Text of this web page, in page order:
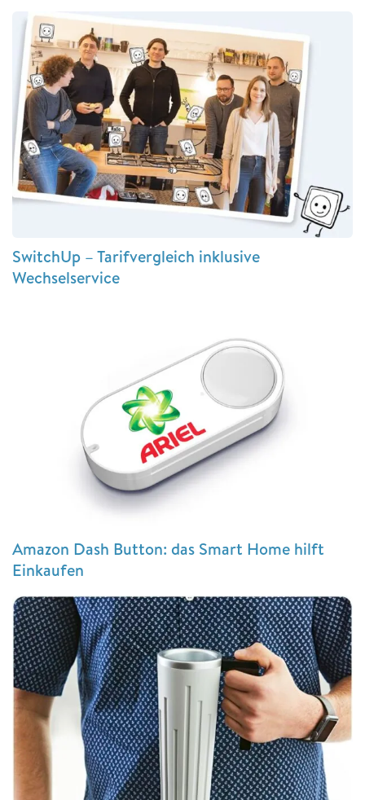
SwitchUp – Tarifvergleich inklusive
Wechselservice
Amazon Dash Button: das Smart Home hilft
Einkaufen